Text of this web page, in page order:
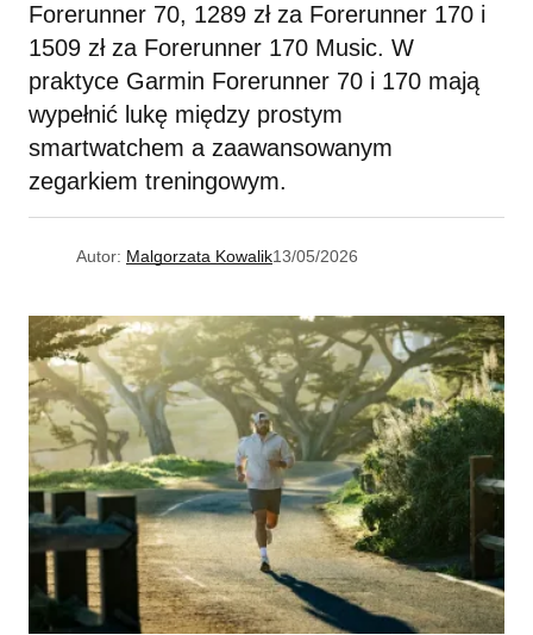
Forerunner 70, 1289 zł za Forerunner 170 i
1509 zł za Forerunner 170 Music. W
praktyce Garmin Forerunner 70 i 170 mają
wypełnić lukę między prostym
smartwatchem a zaawansowanym
zegarkiem treningowym.
Autor: Malgorzata Kowalik13/05/2026